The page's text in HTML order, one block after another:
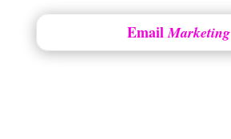
EmailMarketing